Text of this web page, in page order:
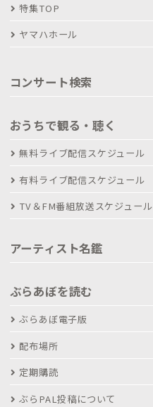
特集TOP
ヤマハホール
コンサート検索
おうちで観る・聴く
無料ライブ配信スケジュール
有料ライブ配信スケジュール
TV＆FM番組放送スケジュール
アーティスト名鑑
ぶらあぼを読む
ぶらあぼ電子版
配布場所
定期購読
ぶらPAL投稿について